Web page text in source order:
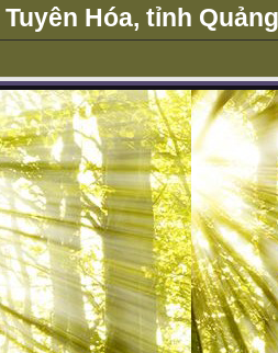
Hóa, tỉnh